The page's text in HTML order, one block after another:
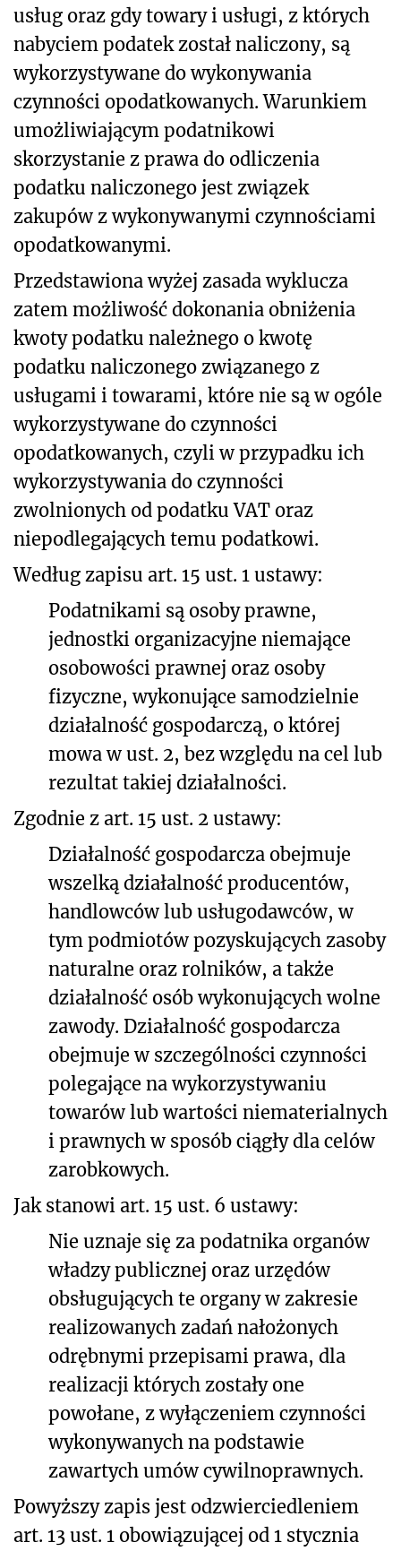
usług oraz gdy towary i usługi, z których
nabyciem podatek został naliczony, są
wykorzystywane do wykonywania
czynności opodatkowanych. Warunkiem
umożliwiającym podatnikowi
skorzystanie z prawa do odliczenia
podatku naliczonego jest związek
zakupów z wykonywanymi czynnościami
opodatkowanymi.
Przedstawiona wyżej zasada wyklucza
zatem możliwość dokonania obniżenia
kwoty podatku należnego o kwotę
podatku naliczonego związanego z
usługami i towarami, które nie są w ogóle
wykorzystywane do czynności
opodatkowanych, czyli w przypadku ich
wykorzystywania do czynności
zwolnionych od podatku VAT oraz
niepodlegających temu podatkowi.
Według zapisu art. 15 ust. 1 ustawy:
Podatnikami są osoby prawne,
jednostki organizacyjne niemające
osobowości prawnej oraz osoby
fizyczne, wykonujące samodzielnie
działalność gospodarczą, o której
mowa w ust. 2, bez względu na cel lub
rezultat takiej działalności.
Zgodnie z art. 15 ust. 2 ustawy:
Działalność gospodarcza obejmuje
wszelką działalność producentów,
handlowców lub usługodawców, w
tym podmiotów pozyskujących zasoby
naturalne oraz rolników, a także
działalność osób wykonujących wolne
zawody. Działalność gospodarcza
obejmuje w szczególności czynności
polegające na wykorzystywaniu
towarów lub wartości niematerialnych
i prawnych w sposób ciągły dla celów
zarobkowych.
Jak stanowi art. 15 ust. 6 ustawy:
Nie uznaje się za podatnika organów
władzy publicznej oraz urzędów
obsługujących te organy w zakresie
realizowanych zadań nałożonych
odrębnymi przepisami prawa, dla
realizacji których zostały one
powołane, z wyłączeniem czynności
wykonywanych na podstawie
zawartych umów cywilnoprawnych.
Powyższy zapis jest odzwierciedleniem
art. 13 ust. 1 obowiązującej od 1 stycznia